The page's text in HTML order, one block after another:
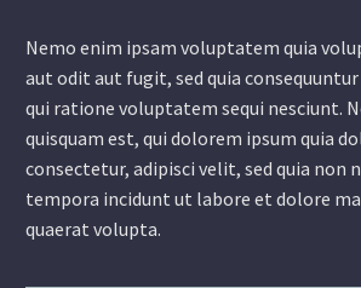
Nemo enim ipsam voluptatem quia
aut odit aut fugit, sed quia
qui ratione voluptatem sequi nesciunt.
quisquam est, qui dolorem ipsum quia
consectetur, adipisci velit, sed quia non
tempora incidunt ut labore et dolore
quaerat volupta.